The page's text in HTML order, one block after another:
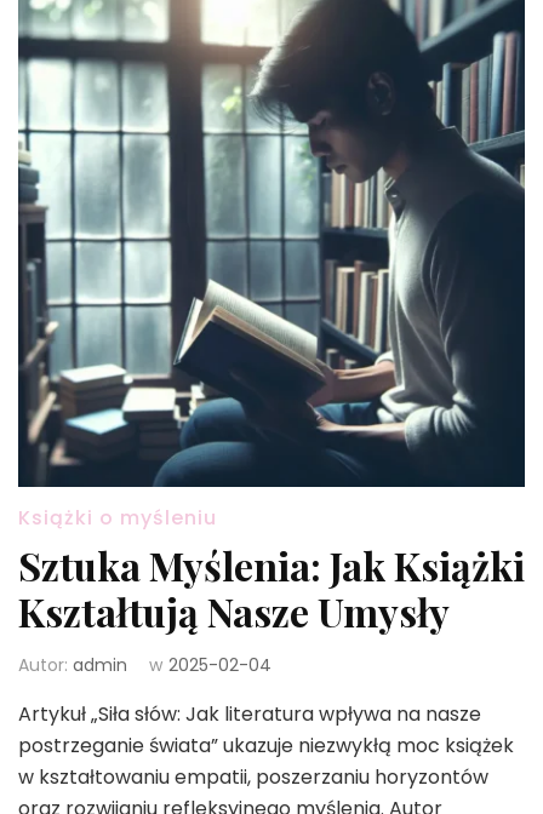
Książki o myśleniu
Sztuka Myślenia: Jak Książki
Kształtują Nasze Umysły
Autor: admin w 2025-02-04
Artykuł „Siła słów: Jak literatura wpływa na nasze
postrzeganie świata” ukazuje niezwykłą moc książek
w kształtowaniu empatii, poszerzaniu horyzontów